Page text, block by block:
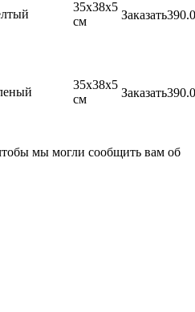
35х38х5
см
Заказать
35х38х5
см
Заказать
мы могли сообщить вам об